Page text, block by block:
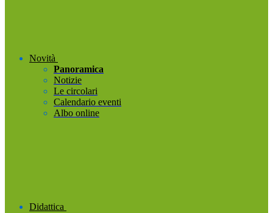
Novità
Panoramica
Notizie
Le circolari
Calendario eventi
Albo online
Didattica